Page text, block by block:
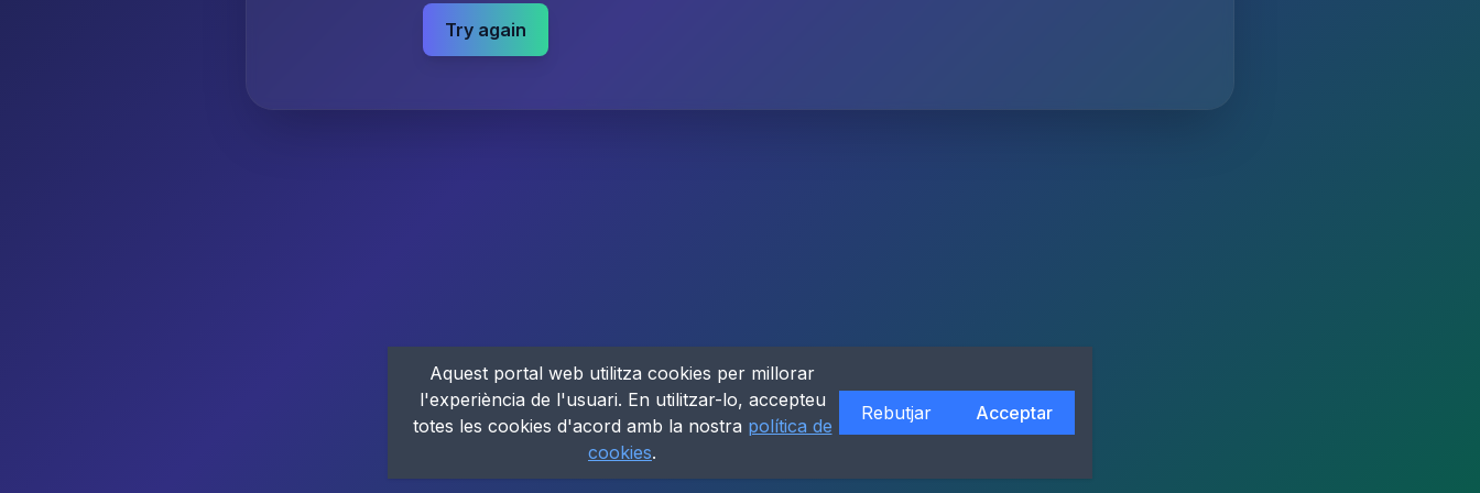
Try again
Aquest portal web utilitza cookies per millorar
l'experiència de l'usuari. En utilitzar-lo, accepteu
totes les cookies d'acord amb la nostra política de
cookies.
Rebutjar Acceptar